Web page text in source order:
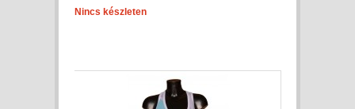
Nincs készleten